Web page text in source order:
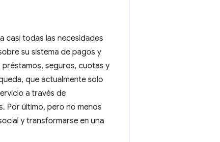
casi todas las necesidades
su sistema de pagos y
seguros, cuotas y
que actualmente solo
a través de
Por último, pero no menos
y transformarse en una